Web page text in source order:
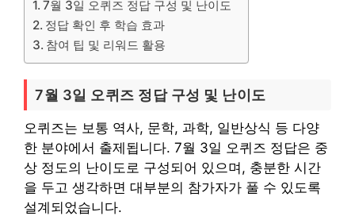
7월 3일 오퀴즈 정답 구성 및 난이도
정답 확인 후 학습 효과
참여 팁 및 리워드 활용
7월 3일 오퀴즈 정답 구성 및 난이도
오퀴즈는 보통 역사, 문학, 과학, 일반상식 등 다양
한 분야에서 출제됩니다. 7월 3일 오퀴즈 정답은 중
상 정도의 난이도로 구성되어 있으며, 충분한 시간
을 두고 생각하면 대부분의 참가자가 풀 수 있도록
설계되었습니다.